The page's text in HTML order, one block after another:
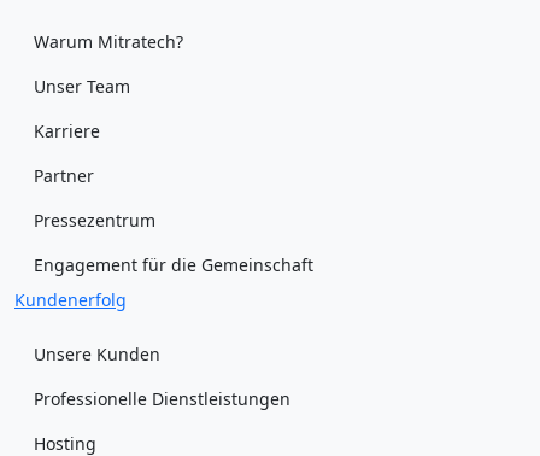
Warum Mitratech?
Unser Team
Karriere
Partner
Pressezentrum
Engagement für die Gemeinschaft
Kundenerfolg
Unsere Kunden
Professionelle Dienstleistungen
Hosting